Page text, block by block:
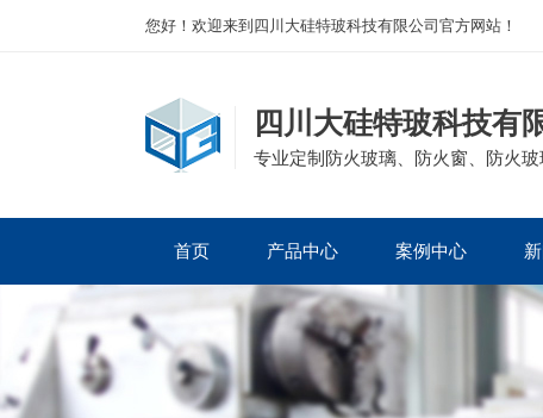
您好！欢迎来到四川大硅特玻科技有限公司官方网站！
四川大硅特玻科技有
专业定制防火玻璃、防火窗、防火
首页 产品中心 案例中心